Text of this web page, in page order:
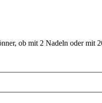
ob mit 2 Nadeln oder mit